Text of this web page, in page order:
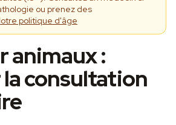
ou prenez des
politique d'âge
animaux :
consultation